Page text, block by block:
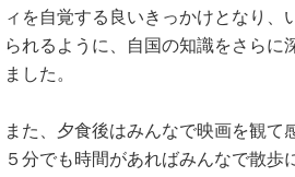
ィを自覚する良いきっかけとなり、
られるように、自国の知識をさらに
ました。
また、夕食後はみんなで映画を観て
５分でも時間があればみんなで散歩